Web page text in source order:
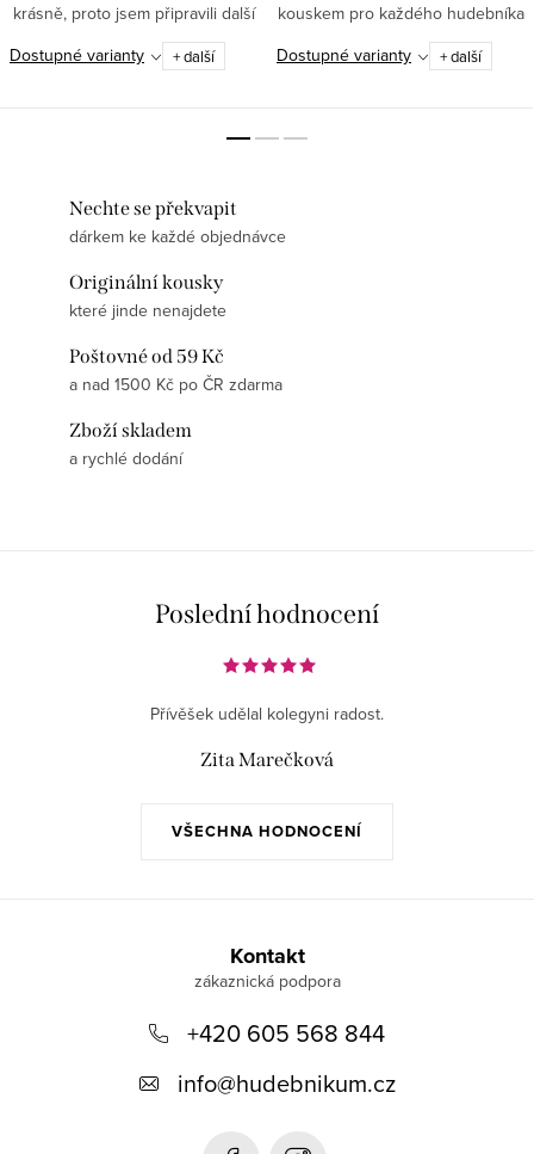
krásně, proto jsem připravili další
senzační kousek do kolekce
MUSICAL NATURE.✅ Jemná
Dostupné varianty + další
kouskem pro každého hudebníka
s nadhledem a smyslem pro
humor.✅ 100% bavlna – příjemný
Dostupné varianty + další
Nechte se překvapit
dárkem ke každé objednávce
Originální kousky
které jinde nenajdete
Poštovné od 59 Kč
a nad 1500 Kč po ČR zdarma
Zboží skladem
a rychlé dodání
Poslední hodnocení
VŠECHNA HODNOCENÍ
Přívěšek udělal kolegyni radost.
Zita Marečková
Kontakt
+420 605 568 844
info@hudebnikum.cz